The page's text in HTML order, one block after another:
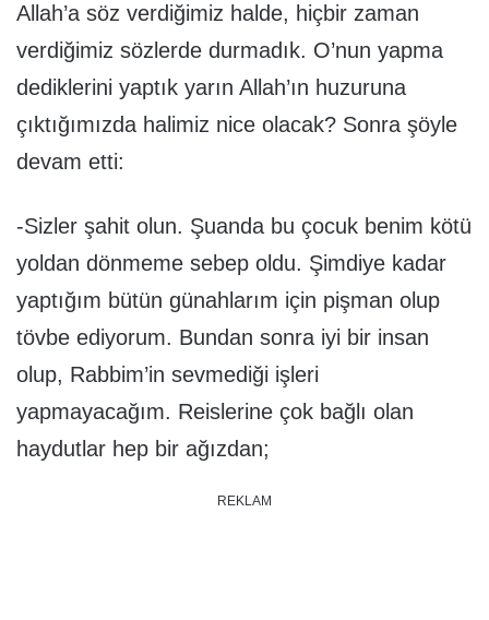
Allah’a söz verdiğimiz halde, hiçbir zaman
verdiğimiz sözlerde durmadık. O’nun yapma
dediklerini yaptık yarın Allah’ın huzuruna
çıktığımızda halimiz nice olacak? Sonra şöyle
devam etti:
-Sizler şahit olun. Şuanda bu çocuk benim kötü
yoldan dönmeme sebep oldu. Şimdiye kadar
yaptığım bütün günahlarım için pişman olup
tövbe ediyorum. Bundan sonra iyi bir insan
olup, Rabbim’in sevmediği işleri
yapmayacağım. Reislerine çok bağlı olan
haydutlar hep bir ağızdan;
REKLAM